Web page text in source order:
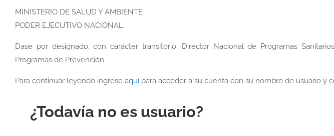
MINISTERIO DE SALUD Y AMBIENTE
PODER EJECUTIVO NACIONAL
Dase por designado, con carácter transitorio, Director Nacional de Programas
Programas de Prevención
Para continuar leyendo ingrese aquí para acceder a su cuenta con su nombre de usuario y
¿Todavía no es usuario?